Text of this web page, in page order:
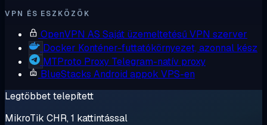
VPN ÉS ESZKÖZÖK
OpenVPN AS Saját üzemeltetésű VPN szerver
Docker Konténer-futtatókörnyezet, azonnal kész
MTProto Proxy Telegram-natív proxy
BlueStacks Android appok VPS-en
Legtöbbet telepített
MikroTik CHR, 1 kattintással